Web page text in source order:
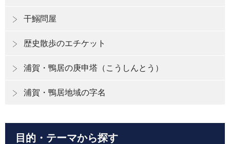
干鰯問屋
歴史散歩のエチケット
浦賀・鴨居の庚申塔（こうしんとう）
浦賀・鴨居地域の字名
目的・テーマから探す